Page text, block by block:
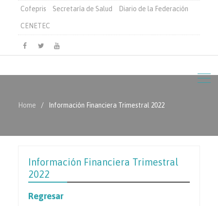
Cofepris Secretaría de Salud Diario de la Federación
CENETEC
Facebook
TwitterYoutube
Home Información Financiera Trimestral 2022
Información Financiera Trimestral
2022
Regresar